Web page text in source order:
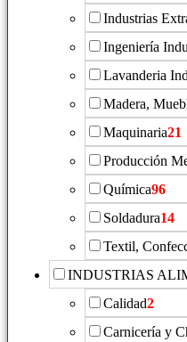
Industrias
Ingeniería
Lavanderia
Madera,
Maquinaria21
Producción
Química96
Soldadura14
Textil,
INDUSTRIAS
Calidad2
Carnicería y